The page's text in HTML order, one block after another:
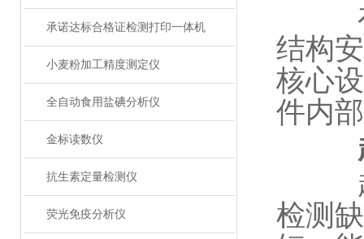
承诺达标合格证检测打印一体机
小麦粉加工精度测定仪
全自动食用盐碘分析仪
金标读数仪
抗生素定量检测仪
荧光免疫分析仪
在
结构
核心
件内
超
检测